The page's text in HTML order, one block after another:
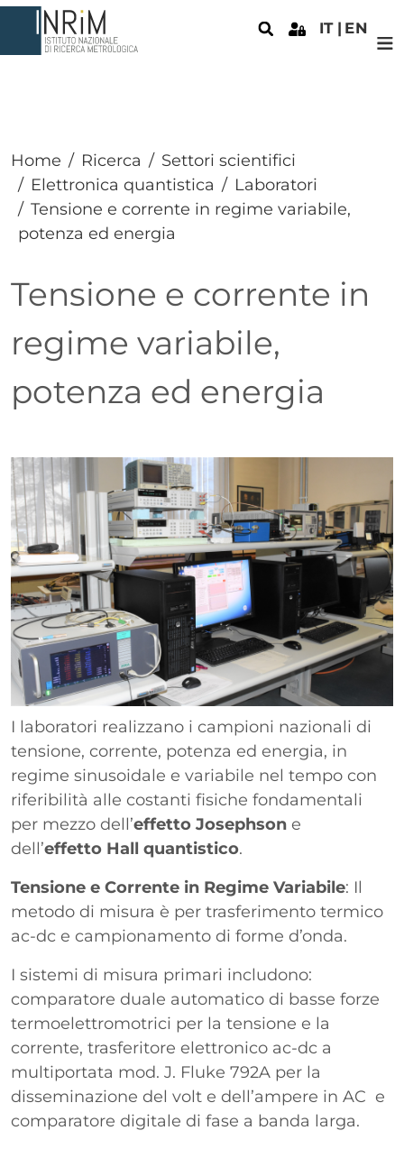
Salta al contenuto principale
IT EN
Home Ricerca
Settori scientifici
Elettronica quantistica
Laboratori
Tensione e corrente in regime variabile,
potenza ed energia
Tensione e corrente in
regime variabile,
potenza ed energia
Paragrafo
Immagine
I laboratori realizzano i campioni nazionali di
tensione, corrente, potenza ed energia, in
regime sinusoidale e variabile nel tempo con
riferibilità alle costanti fisiche fondamentali
per mezzo dell’effetto Josephson e
dell’effetto Hall quantistico.
Tensione e Corrente in Regime Variabile: Il
metodo di misura è per trasferimento termico
ac-dc e campionamento di forme d’onda.
I sistemi di misura primari includono:
comparatore duale automatico di basse forze
termoelettromotrici per la tensione e la
corrente, trasferitore elettronico ac-dc a
multiportata mod. J. Fluke 792A per la
disseminazione del volt e dell’ampere in AC e
comparatore digitale di fase a banda larga.